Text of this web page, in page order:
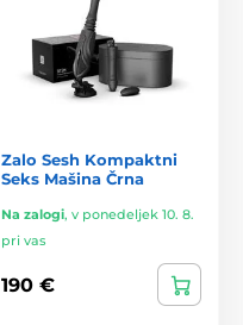
Zalo Sesh Kompaktni
Seks Mašina Črna
Na zalogi, v ponedeljek 10. 8.
pri vas
190 €